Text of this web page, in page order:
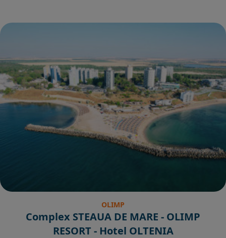
OLIMP
Complex STEAUA DE MARE - OLIMP
RESORT - Hotel OLTENIA